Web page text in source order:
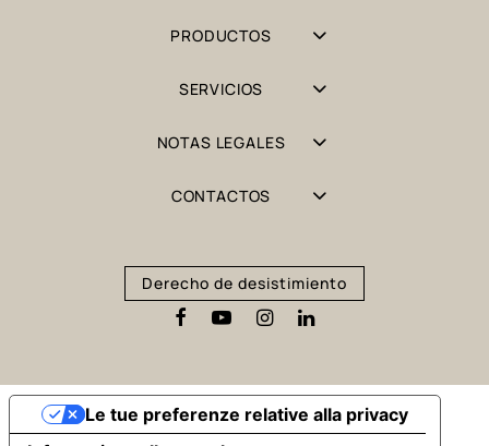
PRODUCTOS
SERVICIOS
NOTAS LEGALES
CONTACTOS
Derecho de desistimiento
Le tue preferenze relative alla privacy